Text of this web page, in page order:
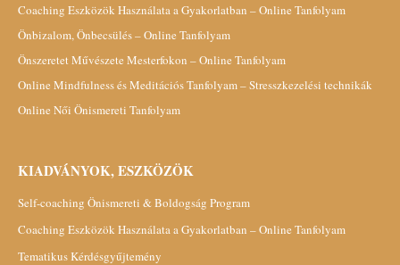
Coaching Eszközök Használata a Gyakorlatban – Online Tanfolyam
Önbizalom, Önbecsülés – Online Tanfolyam
Önszeretet Művészete Mesterfokon – Online Tanfolyam
Online Mindfulness és Meditációs Tanfolyam – Stresszkezelési technikák
Online Női Önismereti Tanfolyam
KIADVÁNYOK, ESZKÖZÖK
Self-coaching Önismereti & Boldogság Program
Coaching Eszközök Használata a Gyakorlatban – Online Tanfolyam
Tematikus Kérdésgyűjtemény